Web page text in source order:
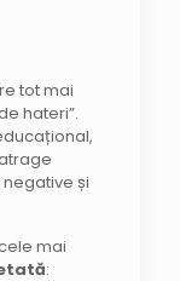
tot mai
hateri”.
și
mai
: